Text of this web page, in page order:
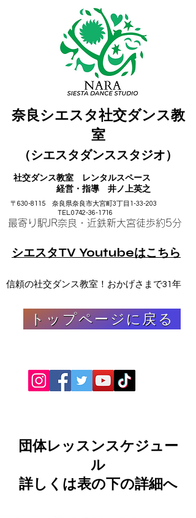
奈良シエスタ社交ダンス教
室
（シエスタダンススタジオ）
社交ダンス教室 レンタルスペース
​ 経営・指導 井ノ上英之
〒630-8115 奈良県奈良市大宮町3丁目1-33-203
TEL.0742-36-1716
最寄り駅JR奈良・近鉄新大宮徒歩約5分
シエスタTV Youtubeはこちら
信頼の社交ダンス教室！おかげさまで31年
トップページに戻る
団体レッスンスケジュー
ル
​詳しくは表の下の詳細へ